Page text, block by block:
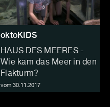
oktoKIDS
HAUS DES MEERES -
Wie kam das Meer in den
Flakturm?
vom 30.11.2017